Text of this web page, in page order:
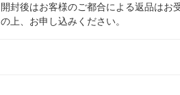
開封後はお客様のご都合による返品はお
の上、お申し込みください。